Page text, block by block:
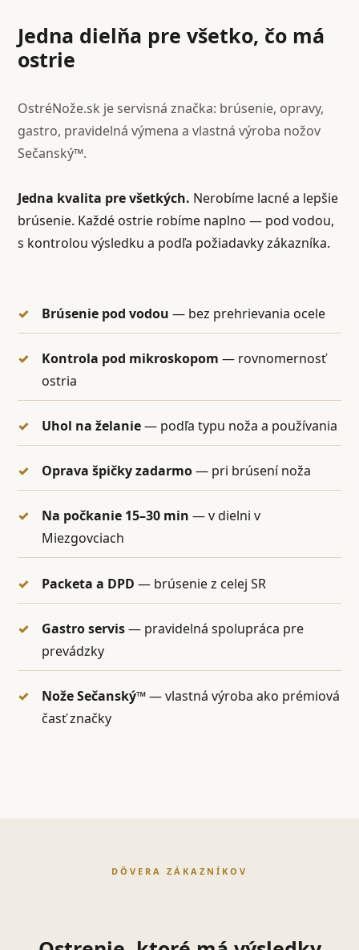
Jedna dielňa pre všetko, čo má
ostrie
OstréNože.sk je servisná značka: brúsenie, opravy,
gastro, pravidelná výmena a vlastná výroba nožov
Sečanský™.
Jedna kvalita pre všetkých. Nerobíme lacné a lepšie
brúsenie. Každé ostrie robíme naplno — pod vodou,
s kontrolou výsledku a podľa požiadavky zákazníka.
Brúsenie pod vodou — bez prehrievania ocele
Kontrola pod mikroskopom — rovnomernosť
ostria
Uhol na želanie— podľa typu noža a používania
Oprava špičky zadarmo— pri brúsení noža
Na počkanie 15–30 min — v dielni v
Miezgovciach
Packeta a DPD — brúsenie z celej SR
Gastro servis— pravidelná spolupráca pre
prevádzky
Nože Sečanský™— vlastná výroba ako prémiová
časť značky
DÔVERA ZÁKAZNÍKOV